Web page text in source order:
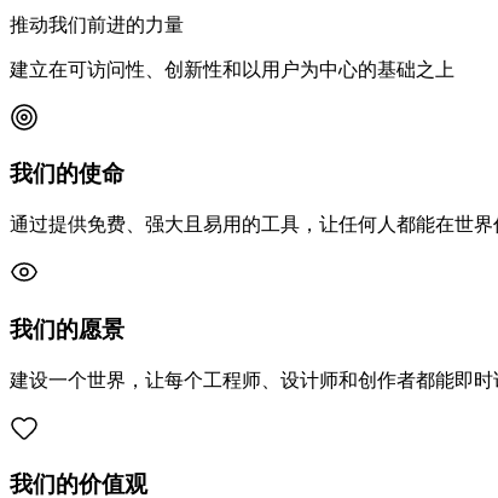
推动我们前进的力量
建立在可访问性、创新性和以用户为中心的基础之上
我们的使命
通过提供免费、强大且易用的工具，让任何人都能在世
我们的愿景
建设一个世界，让每个工程师、设计师和创作者都能即时
我们的价值观